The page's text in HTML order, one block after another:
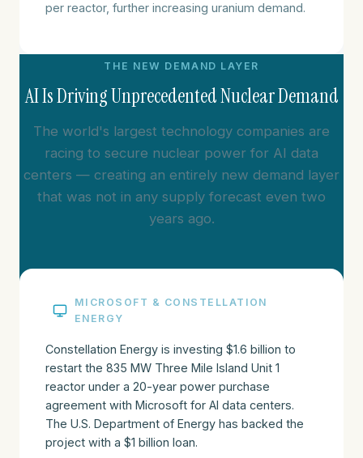
per reactor, further increasing uranium demand.
THE NEW DEMAND LAYER
AI Is Driving Unprecedented Nuclear Demand
The world's largest technology companies are
racing to secure nuclear power for AI data
centers — creating an entirely new demand layer
that was not in any supply forecast even two
years ago.
MICROSOFT & CONSTELLATION
ENERGY
Constellation Energy is investing $1.6 billion to
restart the 835 MW Three Mile Island Unit 1
reactor under a 20-year power purchase
agreement with Microsoft for AI data centers.
The U.S. Department of Energy has backed the
project with a $1 billion loan.